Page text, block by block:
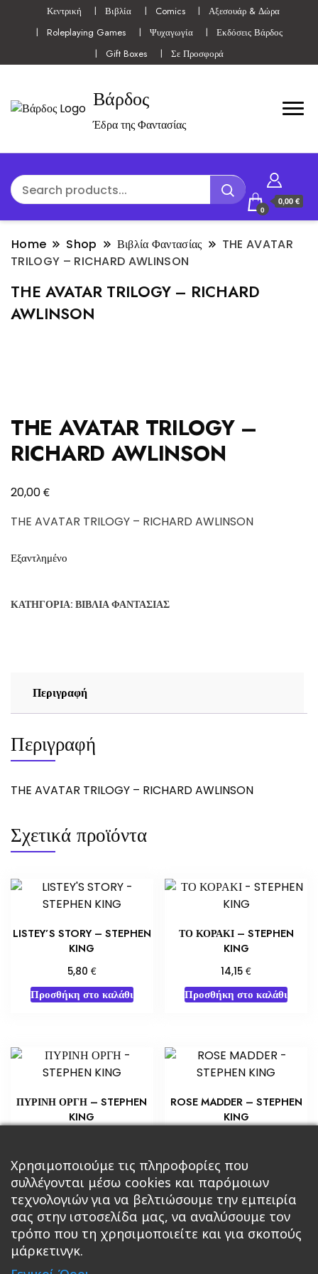
Κεντρική Βιβλία Comics
Αξεσουάρ & Δώρα
Roleplaying Games
Ψυχαγωγία
Εκδόσεις Βάρδος
Gift Boxes
Σε Προσφορά
Βάρδος
Έδρα της Φαντασίας
0
0,00 €
Home Shop Βιβλία Φαντασίας
THE AVATAR
TRILOGY – RICHARD AWLINSON
THE AVATAR TRILOGY – RICHARD
AWLINSON
THE AVATAR TRILOGY –
RICHARD AWLINSON
20,00€
THE AVATAR TRILOGY – RICHARD AWLINSON
Εξαντλημένο
ΚΑΤΗΓΟΡΊΑ: ΒΙΒΛΊΑ ΦΑΝΤΑΣΊΑΣ
Περιγραφή
Περιγραφή
THE AVATAR TRILOGY – RICHARD AWLINSON
Σχετικά προϊόντα
LISTEY’S STORY – STEPHEN
KING
5,80 €
Προσθήκη στο καλάθι
ΤΟ ΚΟΡΑΚΙ – STEPHEN
KING
14,15€
Προσθήκη στο καλάθι
ΠΥΡΙΝΗ ΟΡΓΗ – STEPHEN
KING
Προσθήκη στο καλάθι
ROSE MADDER – STEPHEN
KING
Προσθήκη στο καλάθι
Κεντρική Βιβλία
Χρησιμοποιούμε τις πληροφορίες που
συλλέγονται μέσω cookies και παρόμοιων
τεχνολογιών για να βελτιώσουμε την εμπειρία
σας στην ιστοσελίδα μας, να αναλύσουμε τον
τρόπο που τη χρησιμοποιείτε και για σκοπούς
μάρκετινγκ.